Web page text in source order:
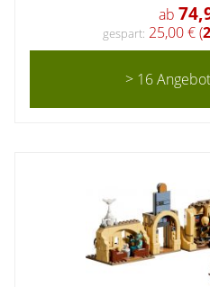
ab
gespart: 25,00 € (
> 16